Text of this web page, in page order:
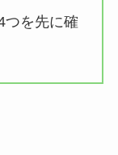
つを先に確